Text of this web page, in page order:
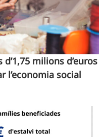
milions d’euros
l’economia social